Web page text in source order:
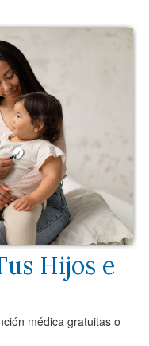
Hijos e
médica gratuitas o